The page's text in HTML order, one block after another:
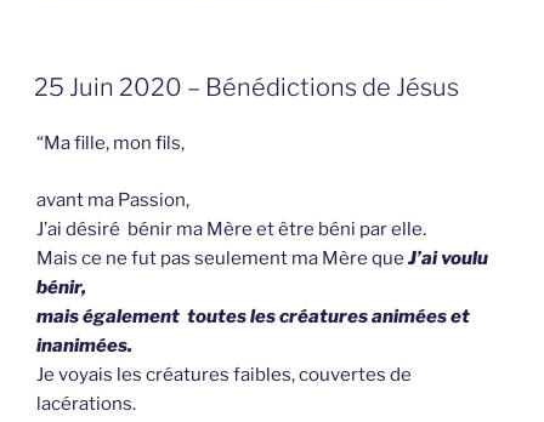
GEPLAATST
OP
25 Juin 2020 – Bénédictions de Jésus
“Ma fille, mon fils,
avant ma Passion,
J’ai désiré bénir ma Mère et être béni par elle.
Mais ce ne fut pas seulement ma Mère que J’ai voulu
bénir,
mais également toutes les créatures animées et
inanimées.
Je voyais les créatures faibles, couvertes de
lacérations.